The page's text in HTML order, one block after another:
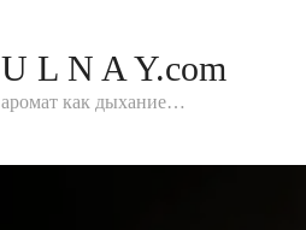
U L N A Y.com
аромат как дыхание…